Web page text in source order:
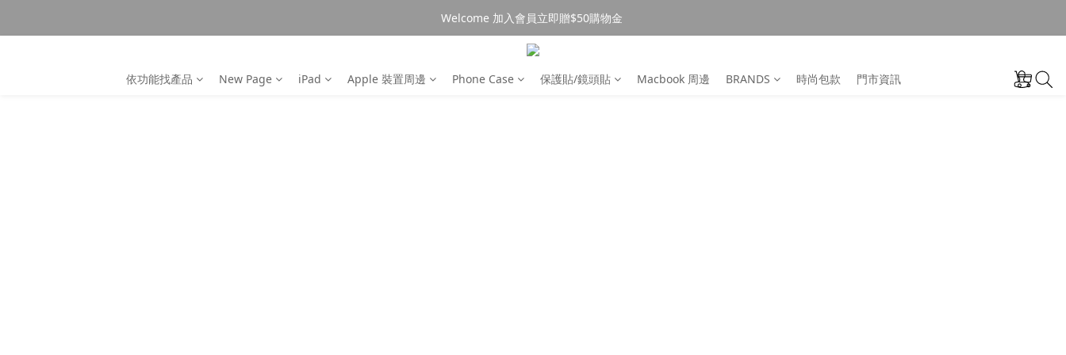
消費$490超商免運🚚
Welcome 加入會員立即贈$50購物金
消費$490超商免運🚚
依功能找產品
New Page iPad Apple 裝置周邊 Phone Case 保護貼/鏡頭貼 Macbook 周邊 BRANDS 時尚包款 門市資訊